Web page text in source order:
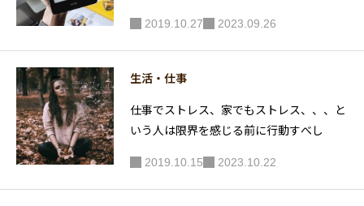
2019.10.27 2023.09.26
生活・仕事
仕事でストレス、家でもストレス、、、と
いう人は限界を感じる前に行動すべし
2019.10.15 2023.10.22